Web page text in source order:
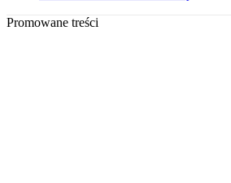
Promowane treści